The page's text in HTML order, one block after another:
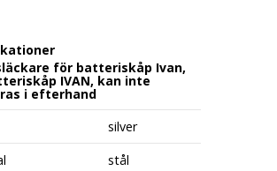
för batteriskåp Ivan,
IVAN, kan inte
i efterhand
silver
stål